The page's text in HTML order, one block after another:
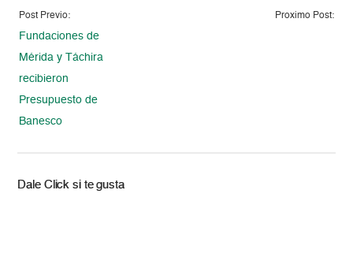
Post Previo:
Fundaciones de
Mérida y Táchira
recibieron
Presupuesto de
Banesco
Proximo Post:
Dale Click si te gusta